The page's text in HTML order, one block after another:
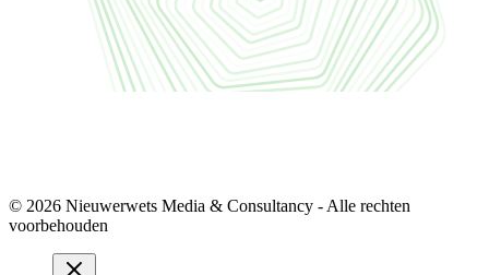
© 2026 Nieuwerwets Media & Consultancy - Alle rechten
voorbehouden